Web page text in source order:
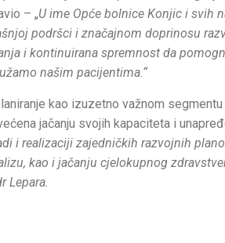
– „U ime Opće bolnice Konjic i svih
podršci i značajnom doprinosu
i kontinuirana spremnost da
našim pacijentima.“
kao izuzetno važnom
jačanju svojih kapaciteta i
i realizaciji zajedničkih razvojnih
kao i jačanju cjelokupnog
Lepara.